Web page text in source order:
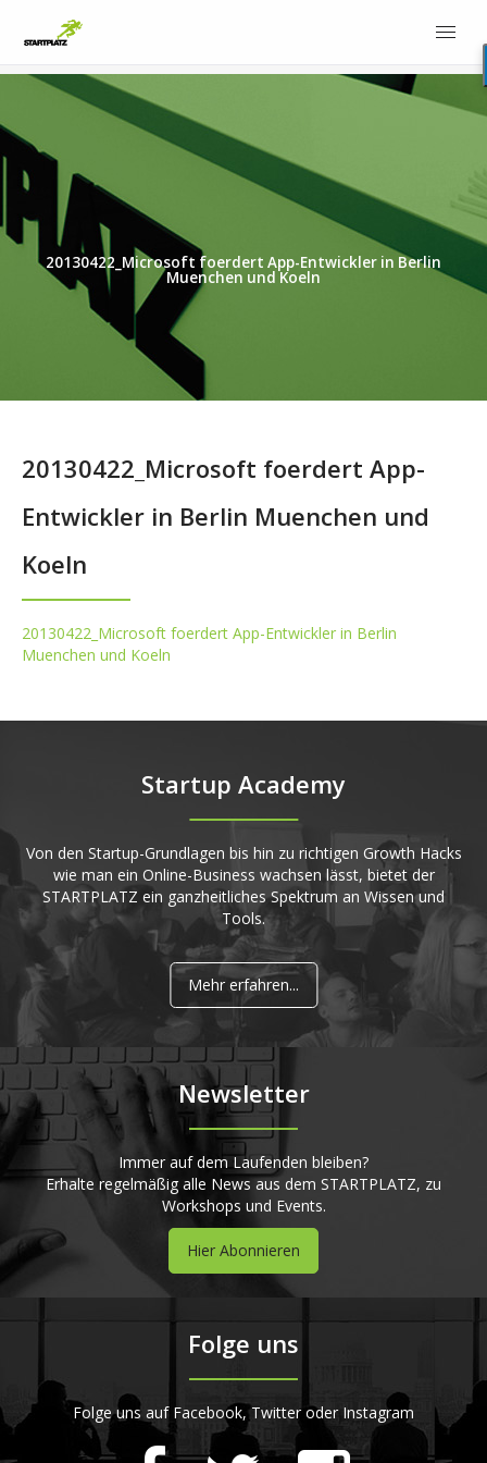
20130422_Microsoft foerdert App-Entwickler in Berlin
Muenchen und Koeln
20130422_Microsoft foerdert App-
Entwickler in Berlin Muenchen und
Koeln
20130422_Microsoft foerdert App-Entwickler in Berlin
Muenchen und Koeln
Startup Academy
Von den Startup-Grundlagen bis hin zu richtigen Growth Hacks
wie man ein Online-Business wachsen lässt, bietet der
STARTPLATZ ein ganzheitliches Spektrum an Wissen und
Tools.
Mehr erfahren...
Newsletter
Immer auf dem Laufenden bleiben?
Erhalte regelmäßig alle News aus dem STARTPLATZ, zu
Workshops und Events.
Hier Abonnieren
Folge uns
Folge uns auf Facebook, Twitter oder Instagram